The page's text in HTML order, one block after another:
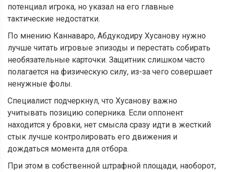
потенциал игрока, но указал на его главные
тактические недостатки.
По мнению Каннаваро, Абдукодиру Хусанову нужно
лучше читать игровые эпизоды и перестать собирать
необязательные карточки. Защитник слишком часто
полагается на физическую силу, из-за чего совершает
ненужные фолы.
Специалист подчеркнул, что Хусанову важно
учитывать позицию соперника. Если оппонент
находится у бровки, нет смысла сразу идти в жесткий
стык лучше контролировать его движения и
дождаться момента для отбора.
При этом в собственной штрафной площади, наоборот,